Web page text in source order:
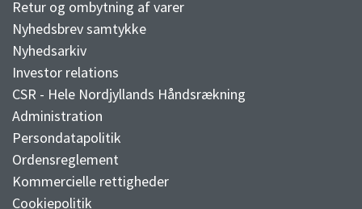
Retur og ombytning af varer
Nyhedsbrev samtykke
Nyhedsarkiv
Investor relations
CSR - Hele Nordjyllands Håndsrækning
Administration
Persondatapolitik
Ordensreglement
Kommercielle rettigheder
Cookiepolitik